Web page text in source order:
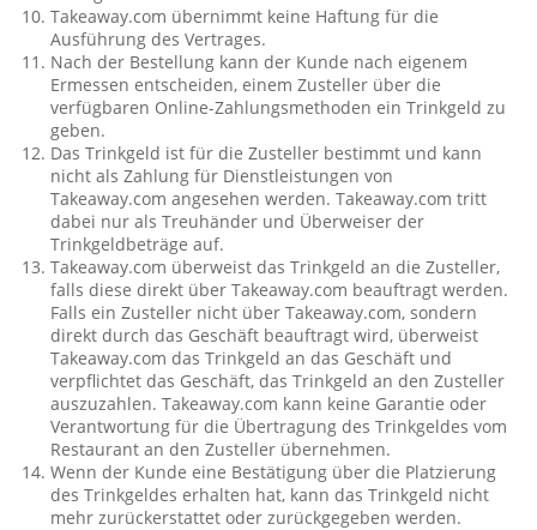
Takeaway.com übernimmt keine Haftung für die
Ausführung des Vertrages.
Nach der Bestellung kann der Kunde nach eigenem
Ermessen entscheiden, einem Zusteller über die
verfügbaren Online-Zahlungsmethoden ein Trinkgeld zu
geben.
Das Trinkgeld ist für die Zusteller bestimmt und kann
nicht als Zahlung für Dienstleistungen von
Takeaway.com angesehen werden. Takeaway.com tritt
dabei nur als Treuhänder und Überweiser der
Trinkgeldbeträge auf.
Takeaway.com überweist das Trinkgeld an die Zusteller,
falls diese direkt über Takeaway.com beauftragt werden.
Falls ein Zusteller nicht über Takeaway.com, sondern
direkt durch das Geschäft beauftragt wird, überweist
Takeaway.com das Trinkgeld an das Geschäft und
verpflichtet das Geschäft, das Trinkgeld an den Zusteller
auszuzahlen. Takeaway.com kann keine Garantie oder
Verantwortung für die Übertragung des Trinkgeldes vom
Restaurant an den Zusteller übernehmen.
Wenn der Kunde eine Bestätigung über die Platzierung
des Trinkgeldes erhalten hat, kann das Trinkgeld nicht
mehr zurückerstattet oder zurückgegeben werden.